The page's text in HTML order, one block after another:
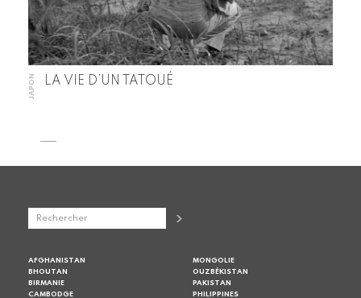
JAPON LA VIE D’UN TATOUÉ
AFGHANISTAN
BHOUTAN
BIRMANIE
CAMBODGE
MONGOLIE
OUZBÉKISTAN
PAKISTAN
PHILIPPINES